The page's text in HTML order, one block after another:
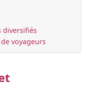
diversifiés
voyageurs